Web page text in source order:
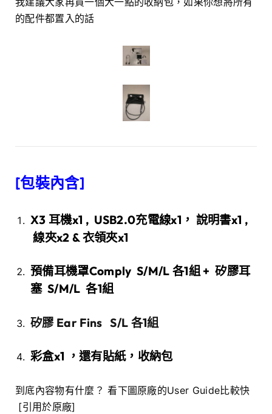
的配件都置入的話
[包裝內含]
X3 耳機x1 , USB2.0充電線x1， 說明書x1 ,
線夾x2 & 衣領夾x1
預備耳機罩Comply S/M/L 各1組 + 矽膠耳
塞 S/M/L各1組
矽膠 Ear Fins S/L 各1組
彩盒x1 ，還有貼紙，收納包
到底內容物有什麼？ 看下圖原廠的User Guide比較快
[引用於原廠]